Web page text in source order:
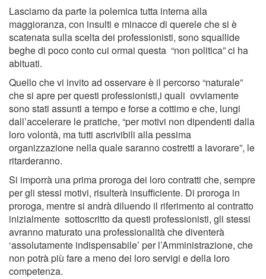
Lasciamo da parte la polemica tutta interna alla
maggioranza, con insulti e minacce di querele che si è
scatenata sulla scelta dei professionisti, sono squallide
beghe di poco conto cui ormai questa “non politica” ci ha
abituati.
Quello che vi invito ad osservare è il percorso “naturale”
che si apre per questi professionisti,i quali ovviamente
sono stati assunti a tempo e forse a cottimo e che, lungi
dall’accelerare le pratiche, “per motivi non dipendenti dalla
loro volontà, ma tutti ascrivibili alla pessima
organizzazione nella quale saranno costretti a lavorare”, le
ritarderanno.
Si imporrà una prima proroga dei loro contratti che, sempre
per gli stessi motivi, risulterà insufficiente. Di proroga in
proroga, mentre si andrà diluendo il riferimento al contratto
inizialmente sottoscritto da questi professionisti, gli stessi
avranno maturato una professionalità che diventerà
‘assolutamente indispensabile’ per l’Amministrazione, che
non potrà più fare a meno dei loro servigi e della loro
competenza.